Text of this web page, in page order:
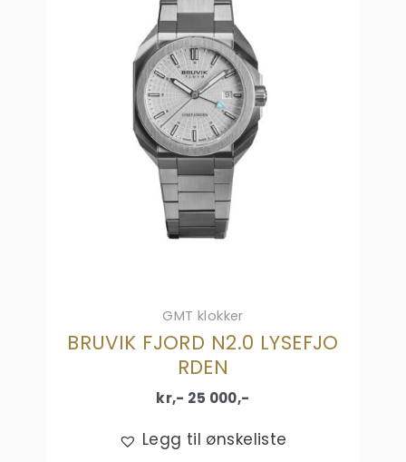
GMT klokker
BRUVIK FJORD N2.0 LYSEFJO
RDEN
kr,- 25 000,-
Legg til ønskeliste